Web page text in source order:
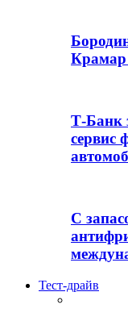
Крамар
Т-Банк
сервис
С
Тест-драйв